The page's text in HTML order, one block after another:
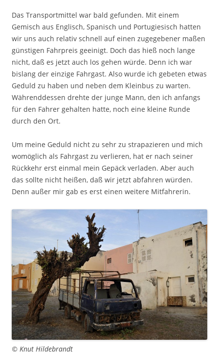
Das Transportmittel war bald gefunden. Mit einem
Gemisch aus Englisch, Spanisch und Portugiesisch hatten
wir uns auch relativ schnell auf einen zugegebener maßen
günstigen Fahrpreis geeinigt. Doch das hieß noch lange
nicht, daß es jetzt auch los gehen würde. Denn ich war
bislang der einzige Fahrgast. Also wurde ich gebeten etwas
Geduld zu haben und neben dem Kleinbus zu warten.
Währenddessen drehte der junge Mann, den ich anfangs
für den Fahrer gehalten hatte, noch eine kleine Runde
durch den Ort.
Um meine Geduld nicht zu sehr zu strapazieren und mich
womöglich als Fahrgast zu verlieren, hat er nach seiner
Rückkehr erst einmal mein Gepäck verladen. Aber auch
das sollte nicht heißen, daß wir jetzt abfahren würden.
Denn außer mir gab es erst einen weitere Mitfahrerin.
© Knut Hildebrandt